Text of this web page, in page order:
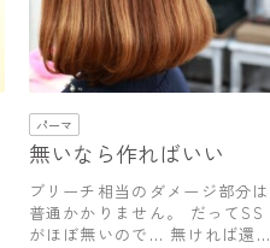
パーマ
無いなら作ればいい
ブリーチ相当のダメージ部分は
普通かかりません。 だってSS
がほぼ無いので… 無ければ還元